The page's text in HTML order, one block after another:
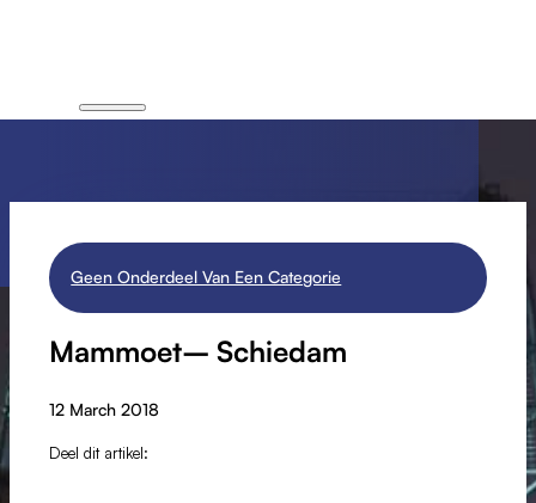
Geen Onderdeel Van Een Categorie
Mammoet– Schiedam
12 March 2018
Deel dit artikel: